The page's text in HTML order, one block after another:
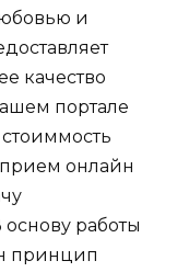
и
качество
портале
онлайн
основу работы
принцип